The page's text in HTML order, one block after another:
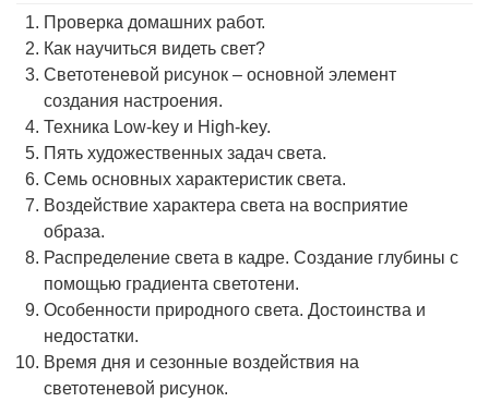
Проверка домашних работ.
Как научиться видеть свет?
Светотеневой рисунок – основной элемент
создания настроения.
Техника Low-key и High-key.
Пять художественных задач света.
Семь основных характеристик света.
Воздействие характера света на восприятие
образа.
Распределение света в кадре. Создание глубины с
помощью градиента светотени.
Особенности природного света. Достоинства и
недостатки.
Время дня и сезонные воздействия на
светотеневой рисунок.